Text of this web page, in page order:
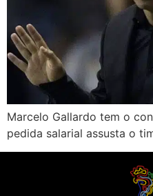
Marcelo Gallardo tem o
pedida salarial assusta o